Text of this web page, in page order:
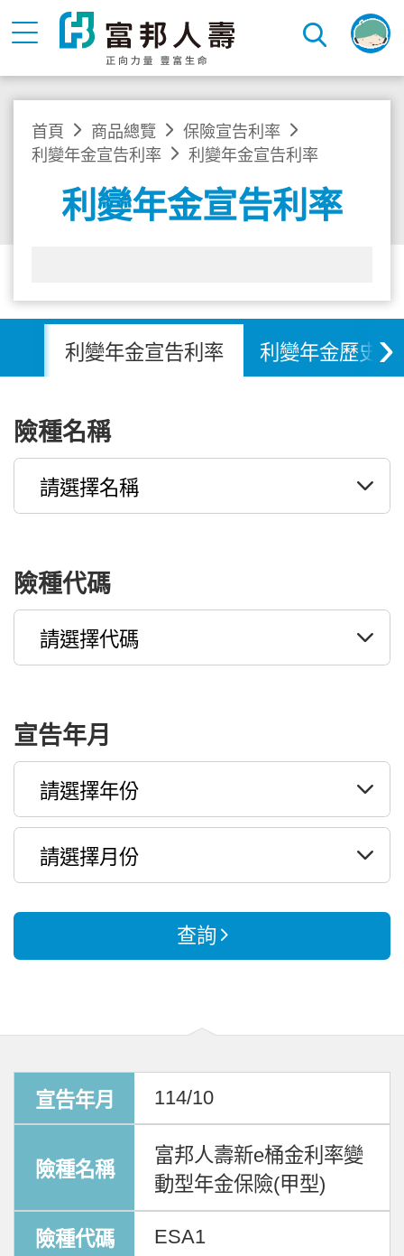
首頁 商品總覽
保險宣告利率
利變年金宣告利率
利變年金宣告利率
利變年金宣告利率
利變年金宣告利率 利變年金歷史›
險種名稱
險種代碼
宣告年月
查詢
114/10
富邦人壽新e桶金利率變
動型年金保險(甲型)
ESA1